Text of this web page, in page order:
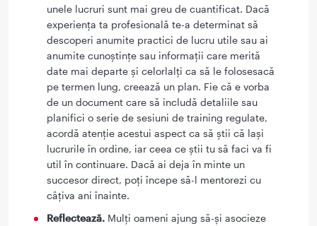
unele lucruri sunt mai greu de cuantificat. Dacă
experiența ta profesională te-a determinat să
descoperi anumite practici de lucru utile sau ai
anumite cunoștințe sau informații care merită
date mai departe și celorlalți ca să le folosesacă
pe termen lung, creează un plan. Fie că e vorba
de un document care să includă detaliile sau
planifici o serie de sesiuni de training regulate,
acordă atenție acestui aspect ca să știi că lași
lucrurile în ordine, iar ceea ce știi tu să faci va fi
util în continuare. Dacă ai deja în minte un
succesor direct, poți începe să-l mentorezi cu
câțiva ani înainte.
Reflectează. Mulți oameni ajung să-și asocieze